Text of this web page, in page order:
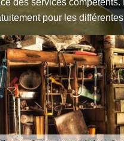
des services compétents.
pour les